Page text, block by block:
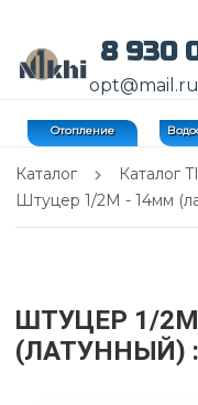
8 930
opt@mail.ru
Отопление
Каталог Каталог
Штуцер 1/2M - 14мм
ШТУЦЕР 1/
(ЛАТУННЫЙ)